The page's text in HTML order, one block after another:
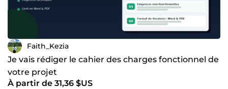
Faith_Kezia
Je vais rédiger le cahier des charges fonctionnel de
votre projet
À partir de 31,36 $US